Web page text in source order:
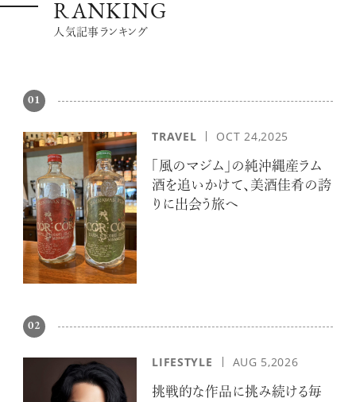
注目の記事
RANKING
人気記事ランキング
01
TRAVEL OCT 24,2025
「風のマジム」の純沖縄産ラム
酒を追いかけて、美酒佳肴の誇
りに出会う旅へ
02
LIFESTYLE AUG 5,2026
挑戦的な作品に挑み続ける毎